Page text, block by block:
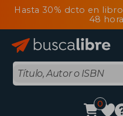
Hasta 30% dcto en
48
0